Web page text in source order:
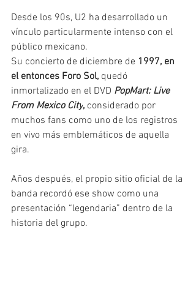
Desde los 90s, U2 ha desarrollado un
vínculo particularmente intenso con el
público mexicano.
Su concierto de diciembre de 1997, en
el entonces Foro Sol, quedó
inmortalizado en el DVD PopMart: Live
From Mexico City, considerado por
muchos fans como uno de los registros
en vivo más emblemáticos de aquella
gira.
Años después, el propio sitio oficial de la
banda recordó ese show como una
presentación “legendaria” dentro de la
historia del grupo.